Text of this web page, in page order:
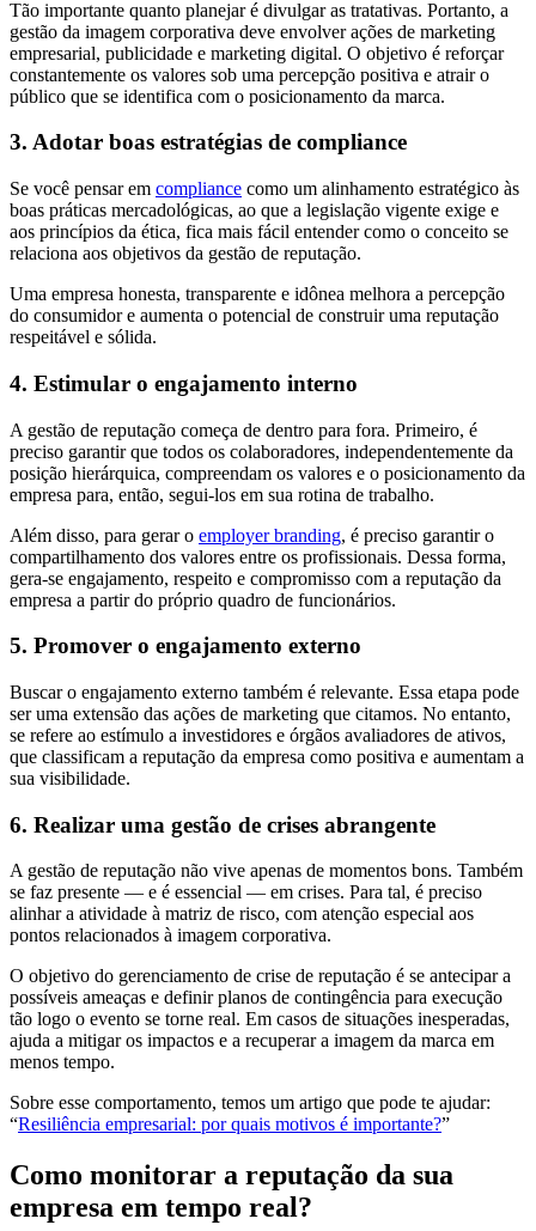
Tão importante quanto planejar é divulgar as tratativas. Portanto, a
gestão da imagem corporativa deve envolver ações de marketing
empresarial, publicidade e marketing digital. O objetivo é reforçar
constantemente os valores sob uma percepção positiva e atrair o
público que se identifica com o posicionamento da marca.
3. Adotar boas estratégias de compliance
Se você pensar em compliance como um alinhamento estratégico às
boas práticas mercadológicas, ao que a legislação vigente exige e
aos princípios da ética, fica mais fácil entender como o conceito se
relaciona aos objetivos da gestão de reputação.
Uma empresa honesta, transparente e idônea melhora a percepção
do consumidor e aumenta o potencial de construir uma reputação
respeitável e sólida.
4. Estimular o engajamento interno
A gestão de reputação começa de dentro para fora. Primeiro, é
preciso garantir que todos os colaboradores, independentemente da
posição hierárquica, compreendam os valores e o posicionamento da
empresa para, então, segui-los em sua rotina de trabalho.
Além disso, para gerar o employer branding, é preciso garantir o
compartilhamento dos valores entre os profissionais. Dessa forma,
gera-se engajamento, respeito e compromisso com a reputação da
empresa a partir do próprio quadro de funcionários.
5. Promover o engajamento externo
Buscar o engajamento externo também é relevante. Essa etapa pode
ser uma extensão das ações de marketing que citamos. No entanto,
se refere ao estímulo a investidores e órgãos avaliadores de ativos,
que classificam a reputação da empresa como positiva e aumentam a
sua visibilidade.
6. Realizar uma gestão de crises abrangente
A gestão de reputação não vive apenas de momentos bons. Também
se faz presente — e é essencial — em crises. Para tal, é preciso
alinhar a atividade à matriz de risco, com atenção especial aos
pontos relacionados à imagem corporativa.
O objetivo do gerenciamento de crise de reputação é se antecipar a
possíveis ameaças e definir planos de contingência para execução
tão logo o evento se torne real. Em casos de situações inesperadas,
ajuda a mitigar os impactos e a recuperar a imagem da marca em
menos tempo.
Sobre esse comportamento, temos um artigo que pode te ajudar:
“Resiliência empresarial: por quais motivos é importante?”
Como monitorar a reputação da sua
empresa em tempo real?